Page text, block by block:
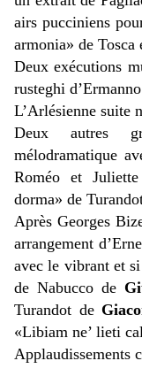
airs pucciniens
armonia» de
Deux exécutions
rusteghi
L’Arlésienne suite
Deux autres
mélodramatique
Roméo et
dorma» de
Après Georges
arrangement
avec le vibrant et
de Nabucco de
Turandot de
«Libiam ne’ lieti
Applaudissements